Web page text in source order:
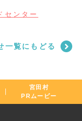
センター
一覧にもどる
宮田村
PRムービー